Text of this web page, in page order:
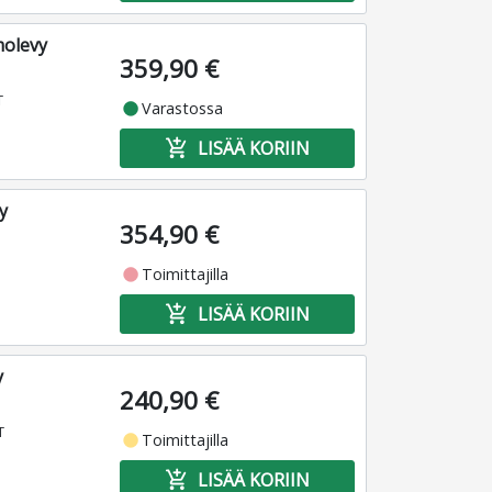
359,90 €
fiber_manual_recordVarastossa
add_shopping_cart LISÄÄ KORIIN
354,90 €
fiber_manual_record Toimittajilla
add_shopping_cart LISÄÄ KORIIN
240,90 €
fiber_manual_record Toimittajilla
add_shopping_cart LISÄÄ KORIIN